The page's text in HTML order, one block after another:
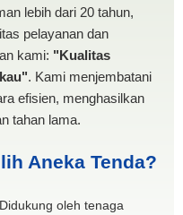
lebih dari 20 tahun,
pelayanan dan
kami: "Kualitas
. Kami menjembatani
efisien, menghasilkan
tahan lama.
Aneka Tenda?
Didukung oleh tenaga